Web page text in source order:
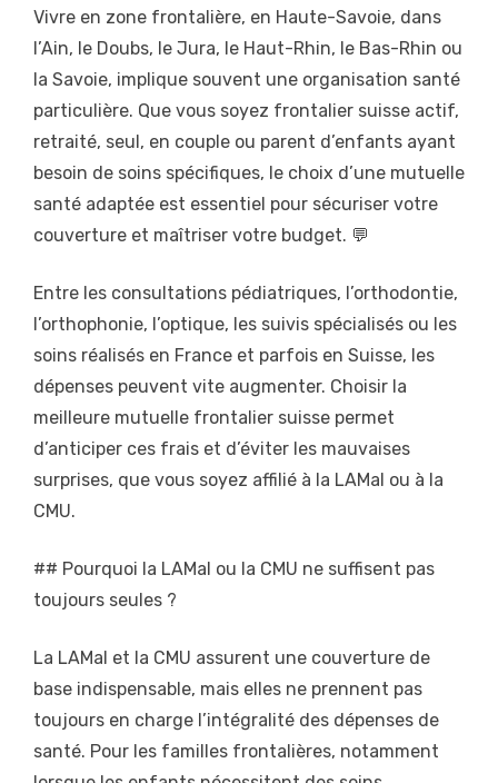
Vivre en zone frontalière, en Haute-Savoie, dans
l’Ain, le Doubs, le Jura, le Haut-Rhin, le Bas-Rhin ou
la Savoie, implique souvent une organisation santé
particulière. Que vous soyez frontalier suisse actif,
retraité, seul, en couple ou parent d’enfants ayant
besoin de soins spécifiques, le choix d’une mutuelle
santé adaptée est essentiel pour sécuriser votre
couverture et maîtriser votre budget. 💬
Entre les consultations pédiatriques, l’orthodontie,
l’orthophonie, l’optique, les suivis spécialisés ou les
soins réalisés en France et parfois en Suisse, les
dépenses peuvent vite augmenter. Choisir la
meilleure mutuelle frontalier suisse permet
d’anticiper ces frais et d’éviter les mauvaises
surprises, que vous soyez affilié à la LAMal ou à la
CMU.
## Pourquoi la LAMal ou la CMU ne suffisent pas
toujours seules ?
La LAMal et la CMU assurent une couverture de
base indispensable, mais elles ne prennent pas
toujours en charge l’intégralité des dépenses de
santé. Pour les familles frontalières, notamment